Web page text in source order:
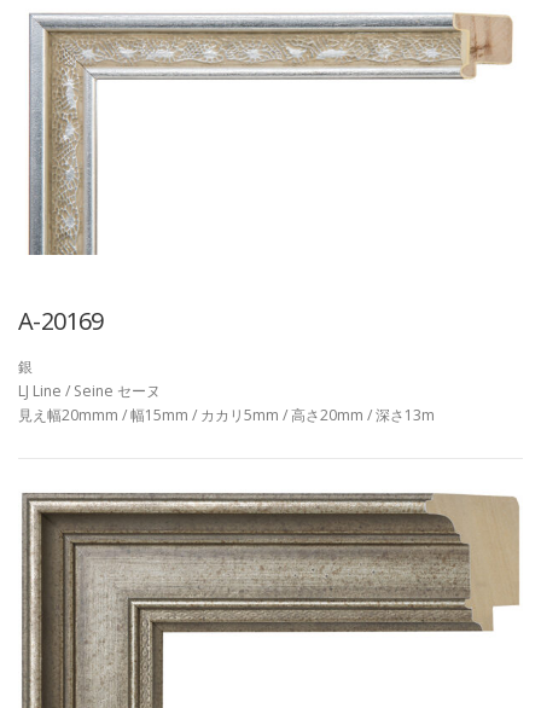
A-20169
銀
LJ Line / Seine セーヌ
見え幅20mmm / 幅15mm / カカリ5mm / 高さ20mm / 深さ13m